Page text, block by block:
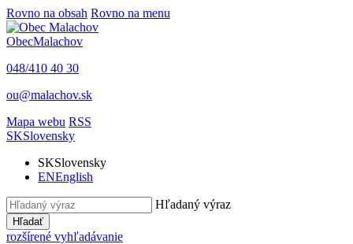
Rovno na obsah Rovno na menu
ObecMalachov
048/410 40 30
ou@malachov.sk
Mapa webu RSS
SKSlovensky
SKSlovensky
ENEnglish
Hľadaný výraz
Hľadať
rozšírené vyhľadávanie